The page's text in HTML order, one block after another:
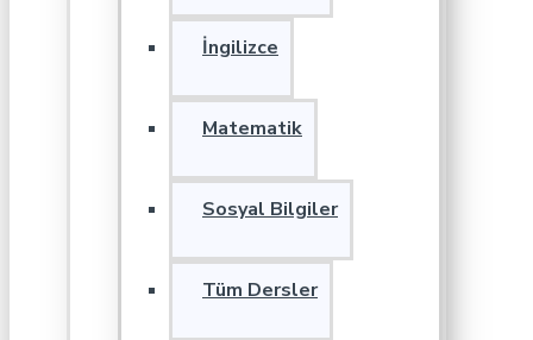
İngilizce
Matematik
Sosyal Bilgiler
Tüm Dersler